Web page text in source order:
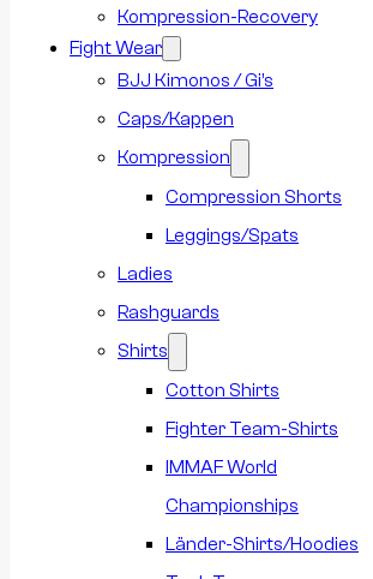
Kompression-Recovery
Fight Wear
BJJ Kimonos / Gi’s
Caps/Kappen
Kompression
Compression Shorts
Leggings/Spats
Ladies
Rashguards
Shirts
Cotton Shirts
Fighter Team-Shirts
IMMAF World
Championships
Länder-Shirts/Hoodies